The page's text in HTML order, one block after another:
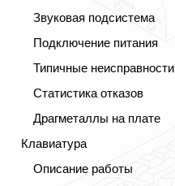
Звуковая подсистема
Подключение питания
Типичные неисправности
Статистика отказов
Драгметаллы на плате
Клавиатура
Описание работы